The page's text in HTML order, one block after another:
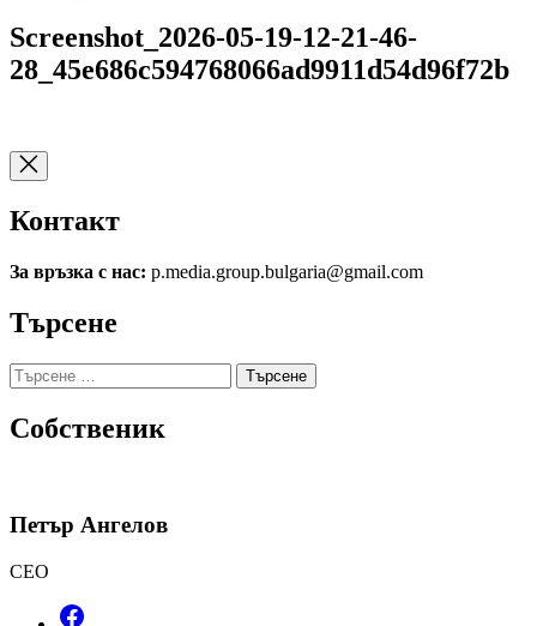
Screenshot_2026-05-19-12-21-46-
28_45e686c594768066ad9911d54d96f72b
Контакт
За връзка с нас: p.media.group.bulgaria@gmail.com
Търсене
Търсене
за:
Собственик
Петър Ангелов
CEO